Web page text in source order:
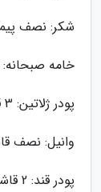
شکر: نصف
خامه صبحانه: 400 گرم
پودر ژلاتین: 3 قاشق چای خوری
وانیل: نصف
پودر قند: 2 قاشق غذاخوری